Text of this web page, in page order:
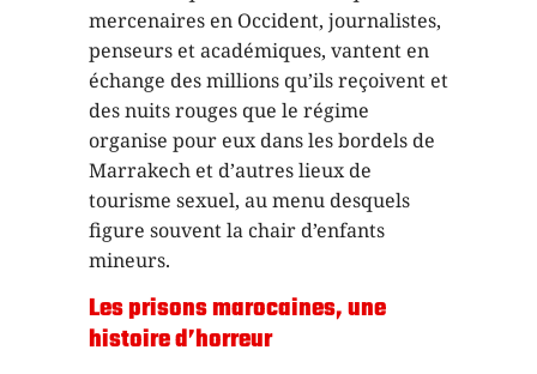
mercenaires en Occident, journalistes,
penseurs et académiques, vantent en
échange des millions qu’ils reçoivent et
des nuits rouges que le régime
organise pour eux dans les bordels de
Marrakech et d’autres lieux de
tourisme sexuel, au menu desquels
figure souvent la chair d’enfants
mineurs.
Les prisons marocaines, une
histoire d’horreur